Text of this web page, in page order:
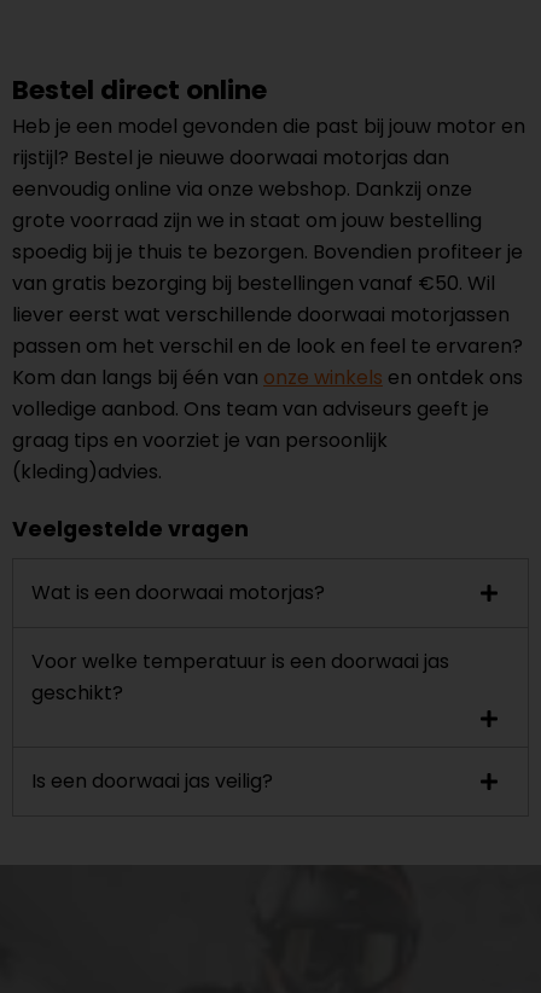
Bestel direct online
Heb je een model gevonden die past bij jouw motor en
rijstijl? Bestel je nieuwe doorwaai motorjas dan
eenvoudig online via onze webshop. Dankzij onze
grote voorraad zijn we in staat om jouw bestelling
spoedig bij je thuis te bezorgen. Bovendien profiteer je
van gratis bezorging bij bestellingen vanaf €50. Wil
liever eerst wat verschillende doorwaai motorjassen
passen om het verschil en de look en feel te ervaren?
Kom dan langs bij één van onze winkels en ontdek ons
volledige aanbod. Ons team van adviseurs geeft je
graag tips en voorziet je van persoonlijk
(kleding)advies.
Veelgestelde vragen
Wat is een doorwaai motorjas?
Voor welke temperatuur is een doorwaai jas
geschikt?
Is een doorwaai jas veilig?